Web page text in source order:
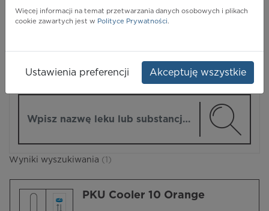
Wyniki wyszukiwania (1)
PKU Cooler 10 Orange
Więcej informacji na temat przetwarzania danych osobowych i plikach
cookie zawartych jest w Polityce Prywatności.
Ustawienia preferencji Akceptuję wszystkie